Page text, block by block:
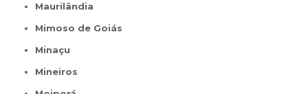
Maurilândia
Mimoso de Goiás
Minaçu
Mineiros